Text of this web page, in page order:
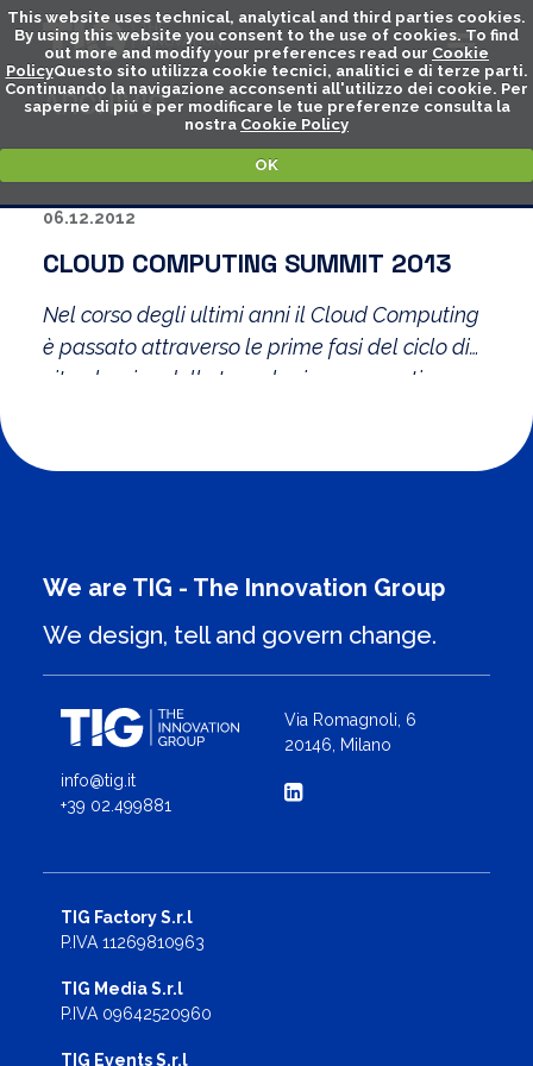
This website uses technical, analytical and third parties cookies.
By using this website you consent to the use of cookies. To find
out more and modify your preferences read our Cookie
PolicyQuesto sito utilizza cookie tecnici, analitici e di terze parti.
Continuando la navigazione acconsenti all'utilizzo dei cookie. Per
saperne di piú e per modificare le tue preferenze consulta la
nostra Cookie Policy
OK
ARCHIVIO
06.12.2012
CLOUD COMPUTING SUMMIT 2013
Nel corso degli ultimi anni il Cloud Computing
è passato attraverso le prime fasi del ciclo di
vita classico delle tecnologie emergenti: a una
cominciano a dispiegarsi le prime importanti
We are TIG - The Innovation Group
We design, tell and govern change.
info@tig.it
+39 02.499881
Via Romagnoli, 6
20146, Milano
TIG Factory S.r.l
P.IVA 11269810963
TIG Media S.r.l
P.IVA 09642520960
TIG Events S.r.l